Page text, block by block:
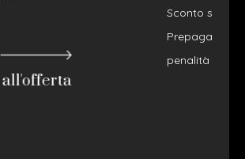
Prepagamento alla conferma. 100% di
penalità in caso di cancellazi...